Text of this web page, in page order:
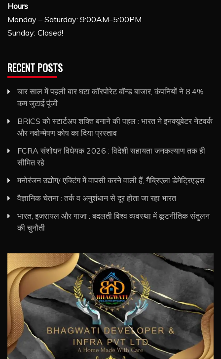
Hours
Monday – Saturday: 9:00AM–5:00PM
Sunday: Closed!
RECENT POSTS
चार साल में पहली बार घटा कॉरपोरेट बॉन्ड बाजार, कंपनियों ने 8.4%
कम जुटाई पूंजी
BRICS को स्टार्टअप शक्ति बनाने की पहल : भारत ने इनक्यूबेटर नेटवर्क
और नवोन्मेषण कोष का दिया प्रस्ताव
FCRA संशोधन विधेयक 2026 : विदेशी सहायता जनकल्याण तक ही
सीमित रहे
मनोरंजन उद्योग/ एक्टिंग में वापसी करने वाली हैं, गैब्रिएला डेमेट्रिएड्स
वैज्ञानिक चेतना : तर्क व अनुशंधान से दूर होता जा रहा भारत
भारत, इजरायल और गाजा : बदलती विश्व व्यवस्था में कूटनीतिक संतुलन
की चुनौती